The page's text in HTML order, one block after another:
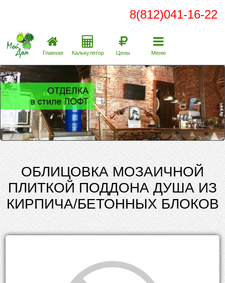
8(812)041-16-22
Главная Калькулятор Цены Меню
ОБЛИЦОВКА МОЗАИЧНОЙ
ПЛИТКОЙ ПОДДОНА ДУША ИЗ
КИРПИЧА/БЕТОННЫХ БЛОКОВ